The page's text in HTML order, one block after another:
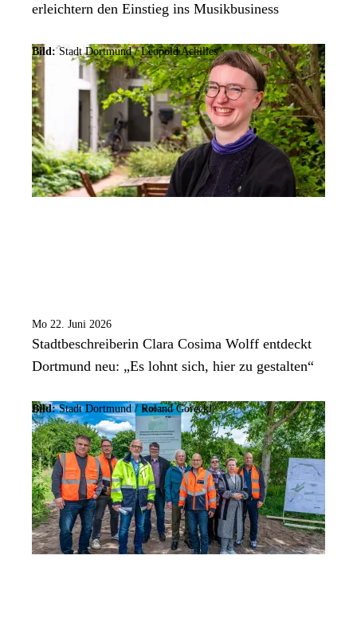
erleichtern den Einstieg ins Musikbusiness
Bild: Stadt Dortmund / Leopold Achilles
Mo 22. Juni 2026
Stadtbeschreiberin Clara Cosima Wolff entdeckt
Dortmund neu: „Es lohnt sich, hier zu gestalten“
Bild:Stadt Dortmund / Roland Gorecki